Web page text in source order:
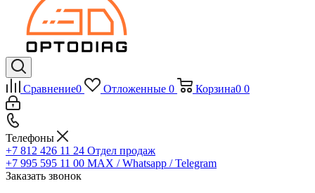
Сравнение0 Отложенные 0 Корзина0 0
Телефоны
+7 812 426 11 24 Отдел продаж
+7 995 595 11 00 MAX / Whatsapp / Telegram
Заказать звонок